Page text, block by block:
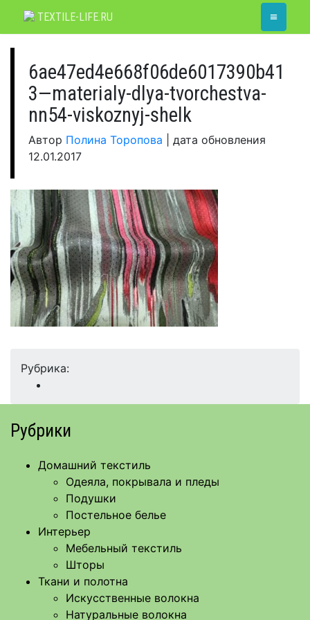
TEXTILE-LIFE.RU ≡
6ae47ed4e668f06de6017390b41
3—materialy-dlya-tvorchestva-
nn54-viskoznyj-shelk
Автор Полина Торопова
дата обновления
12.01.2017
Рубрика:
Рубрики
Домашний текстиль
Одеяла, покрывала и пледы
Подушки
Постельное белье
Интерьер
Мебельный текстиль
Шторы
Ткани и полотна
Искусственные волокна
Натуральные волокна